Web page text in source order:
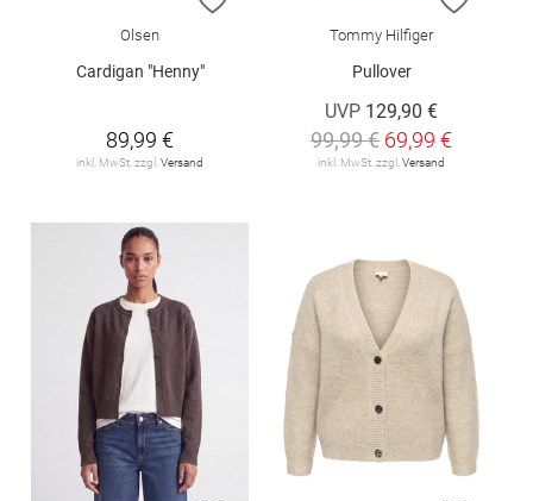
Olsen
Cardigan "Henny"
89,99 €
inkl. MwSt. zzgl. Versand
Tommy Hilfiger
Pullover
UVP 129,90 €
99,99 € 69,99 €
inkl. MwSt. zzgl. Versand